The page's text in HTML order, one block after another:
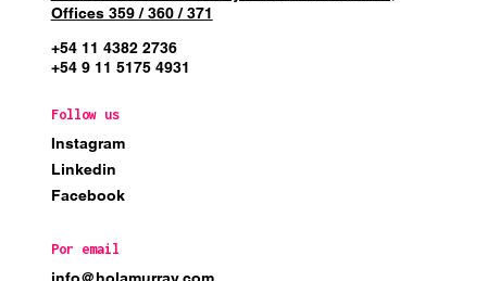
Offices 359 / 360 / 371
+54 11 4382 2736
+54 9 11 5175 4931
Follow us
Instagram
Linkedin
Facebook
Por email